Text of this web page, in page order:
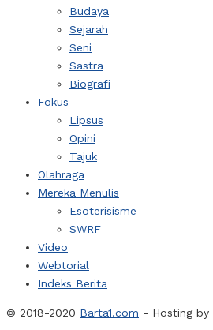
Budaya
Sejarah
Seni
Sastra
Biografi
Fokus
Lipsus
Opini
Tajuk
Olahraga
Mereka Menulis
Esoterisisme
SWRF
Video
Webtorial
Indeks Berita
© 2018-2020 Barta1.com - Hosting by